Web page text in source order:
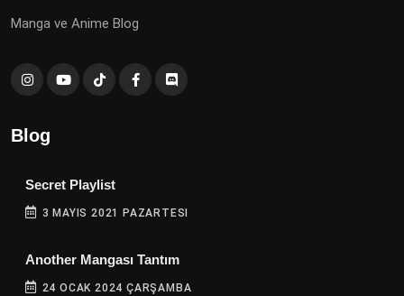
Manga ve Anime Blog
Blog
Secret Playlist
3 MAYIS 2021 PAZARTESI
Another Mangası Tantım
24 OCAK 2024 ÇARŞAMBA